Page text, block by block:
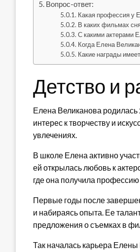
Вопрос-ответ:
Какая профессия у
В каких фильмах
С какими актерами
Когда Елена
Какие награды
Детство и
Елена Великанова родилась
интерес к творчеству и
увлечениях.
В школе Елена активно
ей открылась любовь к
где она получила
Первые годы после
и набираясь опыта. Ее
предложения о съемках в
Так началась карьера